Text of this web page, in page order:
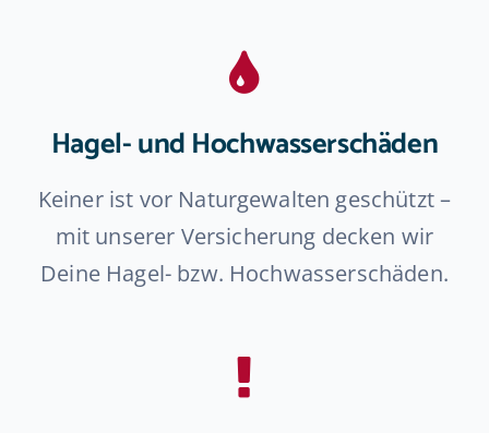
Hagel- und Hochwasserschäden
Keiner ist vor Naturgewalten geschützt –
mit unserer Versicherung decken wir
Deine Hagel- bzw. Hochwasserschäden.